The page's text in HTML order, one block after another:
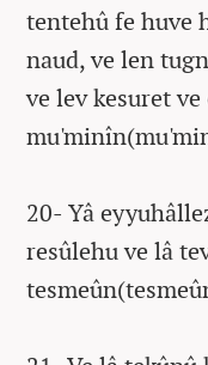
tentehû fe huve
naud, ve len
ve lev kesuret
20- Yâ
resûlehu ve lâ